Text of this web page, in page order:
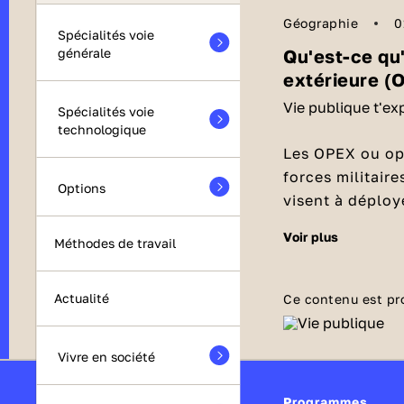
Spécialités voie
générale
Spécialités voie
technologique
Options
Méthodes de travail
Actualité
Vivre en société
Géographie
Qu'est-ce
extérieure
Vie publique
Les OPEX ou
forces
visent à
déroulent
elles sont
Républiqueen
cette décision
arrêté du
100 opérations
voir plus
Ce contenu est